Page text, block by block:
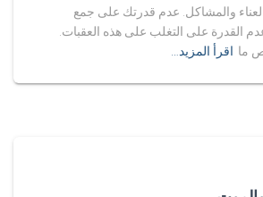
والمشاكل. عدم قدرتك على جمع
القدرة على التغلب على هذه العقبات.
ما اقرأ المزيد…